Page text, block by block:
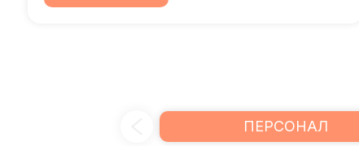
ПЕРСОНАЛ